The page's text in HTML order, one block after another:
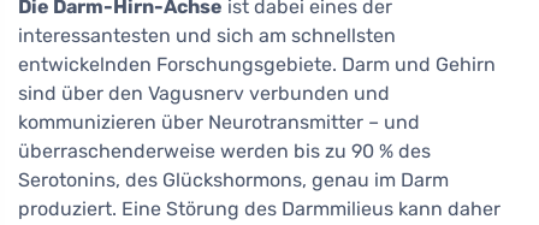
Die Darm-Hirn-Achse ist dabei eines der
interessantesten und sich am schnellsten
entwickelnden Forschungsgebiete. Darm und Gehirn
sind über den Vagusnerv verbunden und
kommunizieren über Neurotransmitter – und
überraschenderweise werden bis zu 90 % des
Serotonins, des Glückshormons, genau im Darm
produziert. Eine Störung des Darmmilieus kann daher